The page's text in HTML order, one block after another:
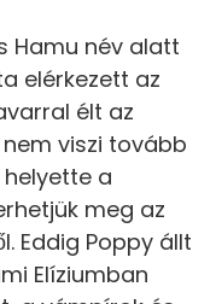
Hamu név alatt
elérkezett az
élt az
viszi tovább
helyette a
meg az
Eddig Poppy állt
Elíziumban